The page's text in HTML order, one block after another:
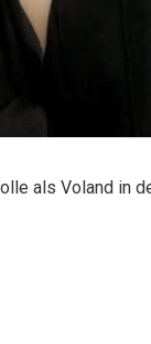
als Voland in